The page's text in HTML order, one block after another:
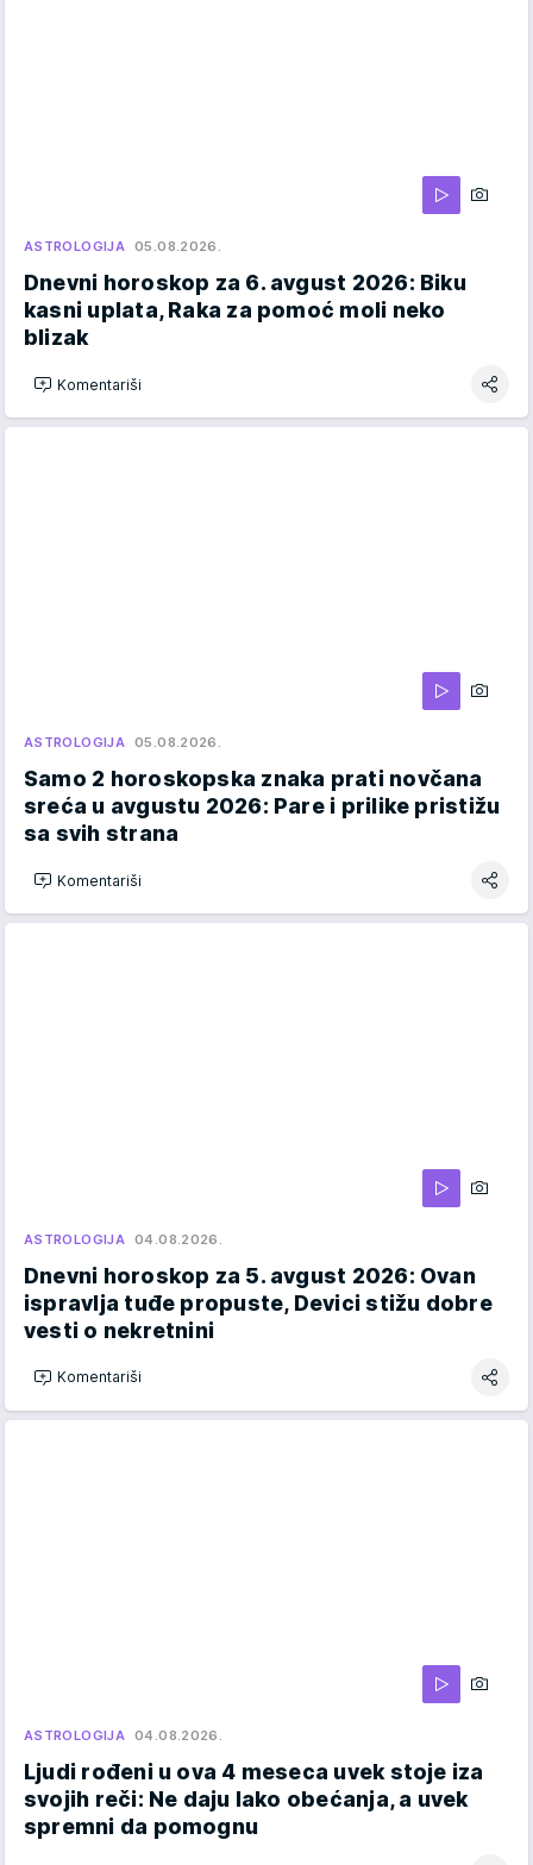
ASTROLOGIJA 05.08.2026.
Dnevni horoskop za 6. avgust 2026: Biku
kasni uplata, Raka za pomoć moli neko
blizak
Komentariši
ASTROLOGIJA 05.08.2026.
Samo 2 horoskopska znaka prati novčana
sreća u avgustu 2026: Pare i prilike pristižu
sa svih strana
Komentariši
ASTROLOGIJA 04.08.2026.
Dnevni horoskop za 5. avgust 2026: Ovan
ispravlja tuđe propuste, Devici stižu dobre
vesti o nekretnini
Komentariši
ASTROLOGIJA 04.08.2026.
Ljudi rođeni u ova 4 meseca uvek stoje iza
svojih reči: Ne daju lako obećanja, a uvek
spremni da pomognu